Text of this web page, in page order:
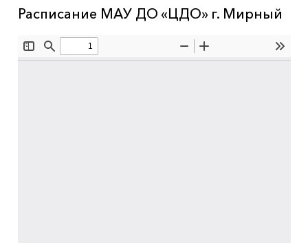
Расписание МАУ ДО «ЦДО» г. Мирный